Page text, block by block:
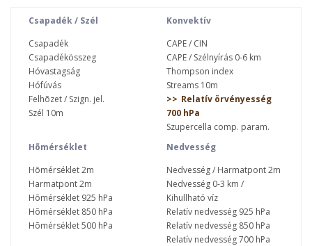
Csapadék / Szél
Csapadék
Csapadékösszeg
Hóvastagság
Hófúvás
Felhõzet / Szign. jel.
Szél 10m
Konvektív
CAPE / CIN
CAPE / Szélnyírás 0-6 km
Thompson index
Streams 10m
Relatív örvényesség
700 hPa
Szupercella comp. param.
Hõmérséklet
Hõmérséklet 2m
Harmatpont 2m
Hõmérséklet 925 hPa
Hõmérséklet 850 hPa
Hõmérséklet 500 hPa
Nedvesség
Nedvesség / Harmatpont 2m
Nedvesség 0-3 km /
Kihullható víz
Relatív nedvesség 925 hPa
Relatív nedvesség 850 hPa
Relatív nedvesség 700 hPa